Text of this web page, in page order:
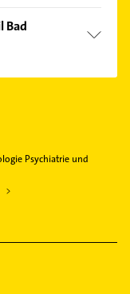
Bad
Psychiatrie und